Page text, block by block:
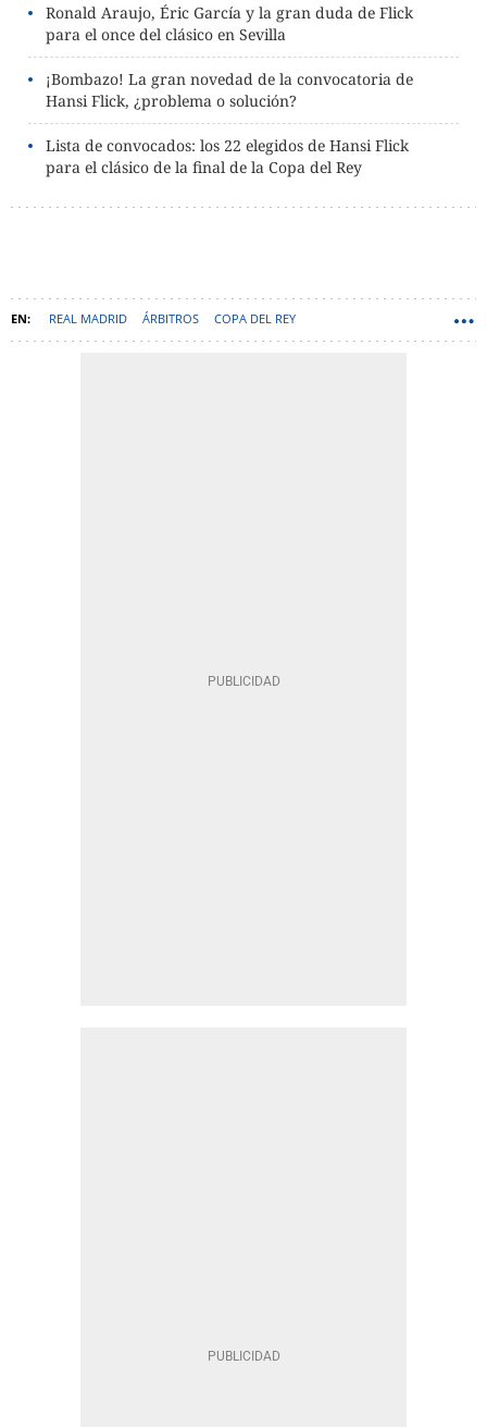
Ronald Araujo, Éric García y la gran duda de Flick
para el once del clásico en Sevilla
¡Bombazo! La gran novedad de la convocatoria de
Hansi Flick, ¿problema o solución?
Lista de convocados: los 22 elegidos de Hansi Flick
para el clásico de la final de la Copa del Rey
REAL MADRID ÁRBITROS COPA DEL REY